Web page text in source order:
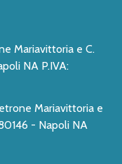
Mariavittoria e C.
Mariavittoria e
- Napoli NA